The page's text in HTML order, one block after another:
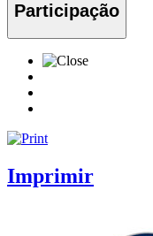
Participação
Imprimir